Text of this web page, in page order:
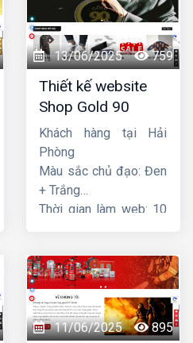
13/06/2025 759
Thiết kế website
Shop Gold 90
Khách hàng tại Hải
Phòng
Màu sắc chủ đạo: Đen
+ Trắng
Thời gian làm web: 10
11/06/2025 895